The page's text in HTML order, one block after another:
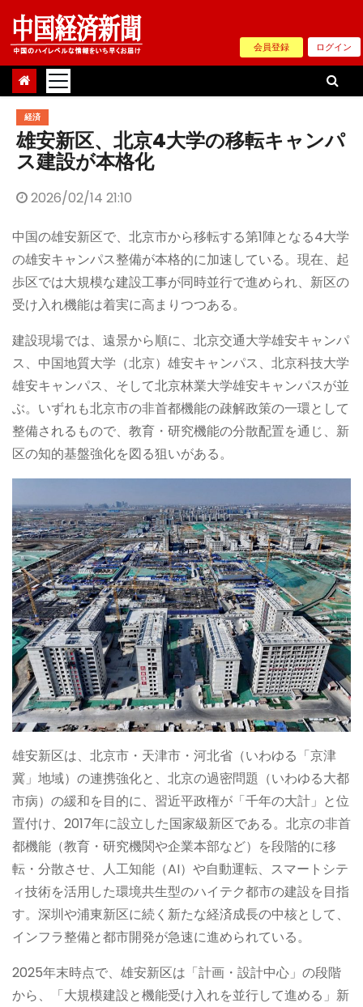
Skip
content
会員登録 ログイン
経済
雄安新区、北京4大学の移転キャンパ
ス建設が本格化
2026/02/14 21:10
中国の雄安新区で、北京市から移転する第1陣となる4大学
の雄安キャンパス整備が本格的に加速している。現在、起
歩区では大規模な建設工事が同時並行で進められ、新区の
受け入れ機能は着実に高まりつつある。
建設現場では、遠景から順に、北京交通大学雄安キャンパ
ス、中国地質大学（北京）雄安キャンパス、北京科技大学
雄安キャンパス、そして北京林業大学雄安キャンパスが並
ぶ。いずれも北京市の非首都機能の疎解政策の一環として
整備されるもので、教育・研究機能の分散配置を通じ、新
区の知的基盤強化を図る狙いがある。
雄安新区は、北京市・天津市・河北省（いわゆる「京津
冀」地域）の連携強化と、北京の過密問題（いわゆる大都
市病）の緩和を目的に、習近平政権が「千年の大計」と位
置付け、2017年に設立した国家級新区である。北京の非首
都機能（教育・研究機関や企業本部など）を段階的に移
転・分散させ、人工知能（AI）や自動運転、スマートシテ
ィ技術を活用した環境共生型のハイテク都市の建設を目指
す。深圳や浦東新区に続く新たな経済成長の中核として、
インフラ整備と都市開発が急速に進められている。
2025年末時点で、雄安新区は「計画・設計中心」の段階
から、「大規模建設と機能受け入れを並行して進める」新